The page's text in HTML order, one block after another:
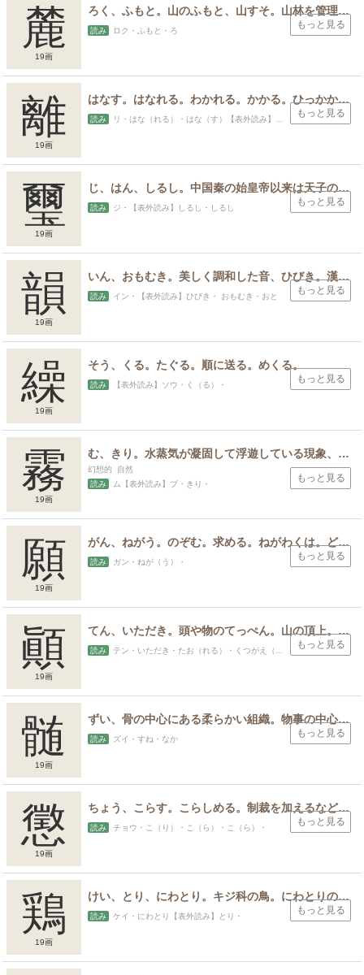
麓
19画
ろく、ふもと。山のふもと、山すそ。山林を管理する役人。
読み ロク・ふもと・ろ
もっと見る
離
19画
はなす。はなれる。わかれる。かかる。ひっかかる。ならぶ。ならびつらなる。つく。くっつく。
読み リ・はな（れる）・はな（す）【表外読み】か（る）・ つ（く）・ なら（ぶ）・ かか（る）・あき・あきら・つら
もっと見る
璽
19画
じ、はん、しるし。中国秦の始皇帝以来は天子の印にかぎっていう。天皇の印。
読み ジ・【表外読み】しるし・しるし
もっと見る
スポンサードリンク
韻
19画
いん、おもむき。美しく調和した音、ひびき。漢字の一音節のうち、頭子音をのぞいた音。おもむき、風流。
読み イン・【表外読み】ひびき・ おもむき・おと
もっと見る
繰
19画
そう、くる。たぐる。順に送る。めくる。
読み 【表外読み】ソウ・く（る）・
もっと見る
霧
19画
む、きり。水蒸気が凝固して浮遊している現象、水滴をこまかくして空中に散り飛ばしたもの、もやもやした、はっきりしないもののたとえ。
幻想的 自然
読み
ム【表外読み】ブ・きり・
もっと見る
願
19画
がん、ねがう。のぞむ。求める。ねがわくは。どうか。なにとぞ。神仏にねがい祈る。
読み ガン・ねが（う）・
もっと見る
顚
19画
てん、いただき。頭や物のてっぺん。山の頂上。はじめ。はじまり。もと。くつがえる。たおれる。たおす。つまずく。転がりおちる。正常ではない。
読み テン・いただき・たお（れる）・くつがえ（る）・
もっと見る
髄
19画
ずい、骨の中心にある柔らかい組織。物事の中心。本質。要点。
読み ズイ・すね・なか
もっと見る
懲
19画
ちょう、こらす。こらしめる。制裁を加えるなどであやまちを繰り返さないようにさせる。こりる、こりごりする。反省し二度としないと思うこと。
読み チョウ・こ（り）・こ（ら）・こ（ら）・
もっと見る
鶏
19画
けい、とり、にわとり。キジ科の鳥。にわとりの肉。家禽。
読み ケイ・にわとり【表外読み】とり・
もっと見る